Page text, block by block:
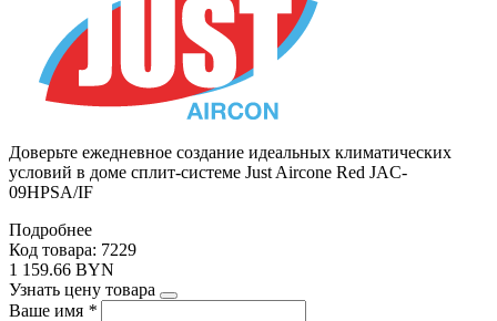
Доверьте ежедневное создание идеальных климатических
условий в доме сплит-системе Just Aircone Red JAC-
09HPSA/IF
Подробнее
Код товара: 7229
1 159.66 BYN
Узнать цену товара
Ваше имя *